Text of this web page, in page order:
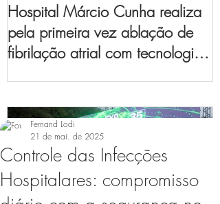
Hospital Márcio Cunha realiza
pela primeira vez ablação de
fibrilação atrial com tecnologia
Controle das Infecções
Hospitalares: compromisso
Fernand Lodi
21 de mai. de 2025